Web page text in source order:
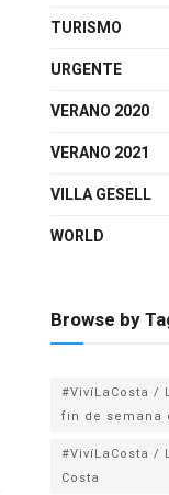
TURISMO
URGENTE
VERANO 2020
VERANO 2021
VILLA GESELL
WORLD
Browse by
#VivíLaCosta /
fin de semana
#VivíLaCosta /
Costa